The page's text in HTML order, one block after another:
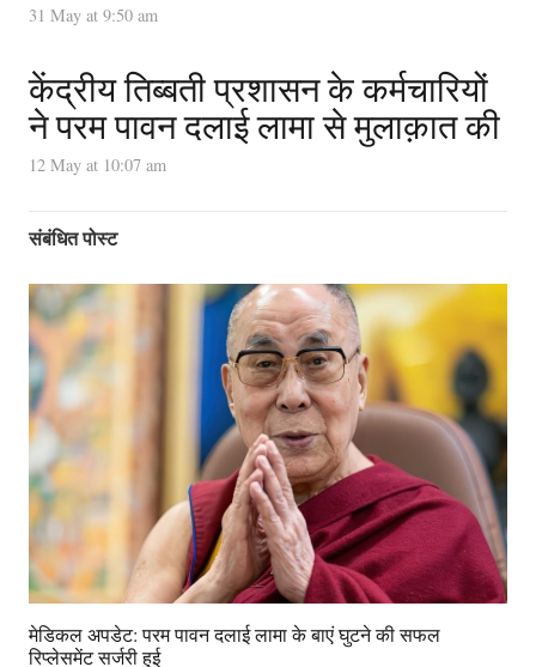
31 May at 9:50 am
केंद्रीय तिब्बती प्रशासन के कर्मचारियों
ने परम पावन दलाई लामा से मुलाक़ात की
12 May at 10:07 am
संबंधित पोस्ट
मेडिकल अपडेट: परम पावन दलाई लामा के बाएं घुटने की सफल
रिप्लेसमेंट सर्जरी हुई